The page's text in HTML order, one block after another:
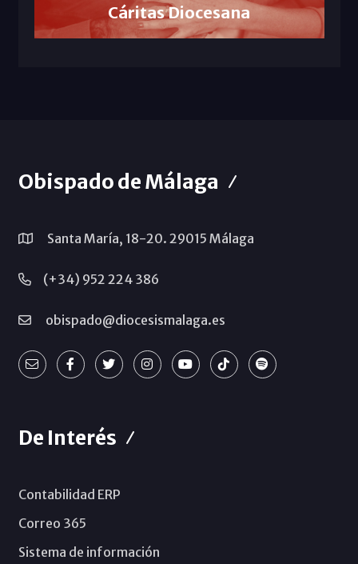
Cáritas Diocesana
Obispado de Málaga
Santa María, 18-20. 29015 Málaga
(+34) 952 224 386
obispado@diocesismalaga.es
De Interés
Contabilidad ERP
Correo 365
Sistema de información